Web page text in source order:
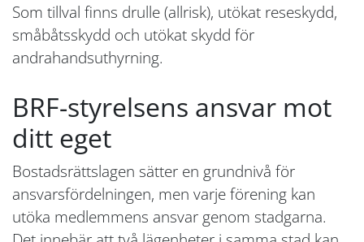
Som tillval finns drulle (allrisk), utökat reseskydd,
småbåtsskydd och utökat skydd för
andrahandsuthyrning.
BRF-styrelsens ansvar mot
ditt eget
Bostadsrättslagen sätter en grundnivå för
ansvarsfördelningen, men varje förening kan
utöka medlemmens ansvar genom stadgarna.